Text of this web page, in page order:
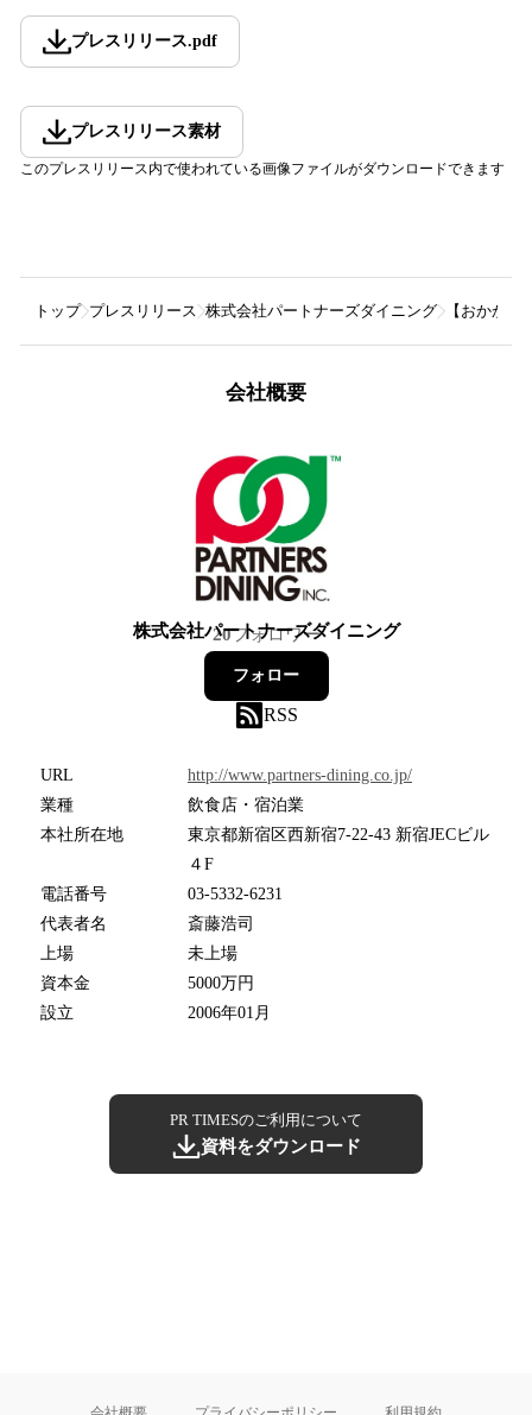
プレスリリース.pdf
プレスリリース素材
このプレスリリース内で使われている画像ファイルがダウンロードできます
トップ プレスリリース 株式会社パートナーズダイニング 【おかか
会社概要
株式会社パートナーズダイニング
20フォロワー
フォロー
RSS
URL
http://www.partners-dining.co.jp/
業種
飲食店・宿泊業
本社所在地
東京都新宿区西新宿7-22-43 新宿JECビル
４F
電話番号
03-5332-6231
代表者名
斎藤浩司
上場
未上場
資本金
5000万円
設立
2006年01月
PR TIMESのご利用について
資料をダウンロード